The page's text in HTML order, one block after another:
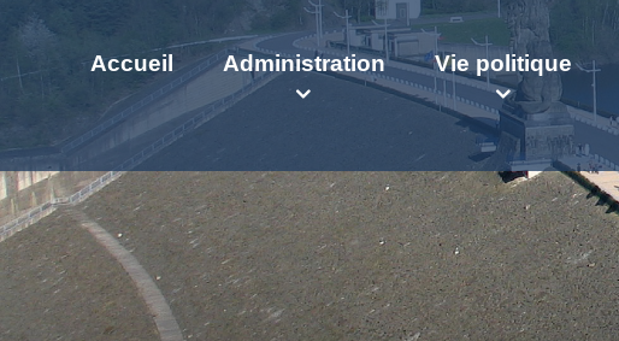
Accueil Administration Vie politique